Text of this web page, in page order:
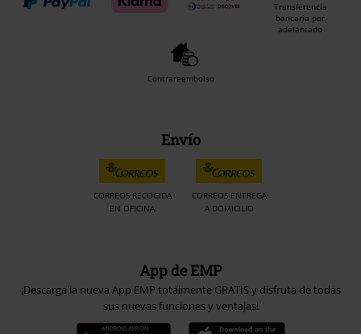
Transferencia
bancaria por
adelantado
Contrareembolso
Envío
CORREOS RECOGIDA
EN OFICINA
CORREOS ENTREGA
A DOMICILIO
App de EMP
¡Descarga la nueva App EMP totalmente GRATIS y disfruta de todas
sus nuevas funciones y ventajas!